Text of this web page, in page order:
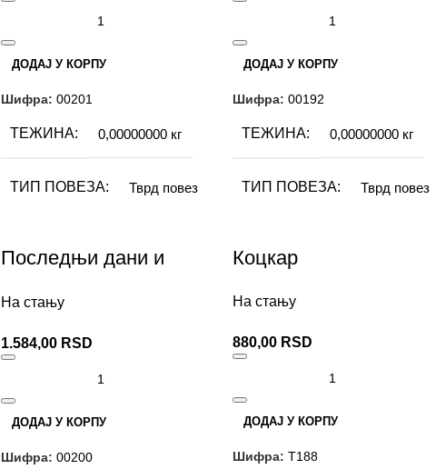
ДОДАЈ У КОРПУ
Шифра: 00201
ТЕЖИНА 0,00000000 кг
ТИП ПОВЕЗА Тврд повез
АУТОР
ДОДАЈ У КОРПУ
Шифра: 00192
ТЕЖИНА 0,00000000 кг
ТИП ПОВЕЗА Тврд повез
АУТОР
Последњи дани и
На стању
1.584,00 RSD
ДОДАЈ У КОРПУ
Шифра: 00200
Коцкар
На стању
880,00 RSD
ДОДАЈ У КОРПУ
Шифра: Т188